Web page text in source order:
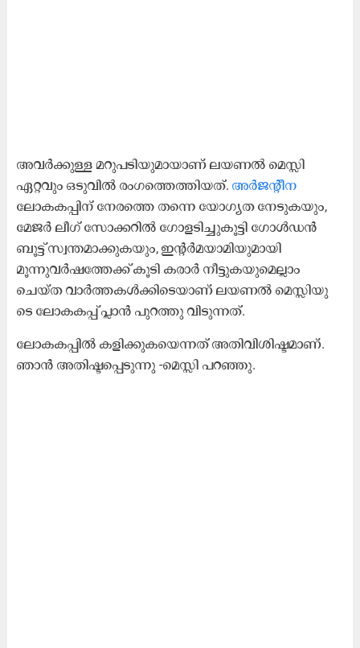
അവർക്കുള്ള മറുപടിയുമായാണ് ലയണൽ മെസ്സി
ഏറ്റവും ഒടുവിൽ രംഗത്തെത്തിയത്. ​ അർജന്റീന
ലോകകപ്പിന് നേരത്തെ തന്നെ​ യോഗ്യത നേടുകയും,
മേജർ ലീഗ് സോക്കറിൽ ഗോളടിച്ചുകൂട്ടി ഗോൾഡൻ
ബൂട്ട് സ്വന്തമാക്കുകയും, ഇന്റർമയാമിയുമായി
മൂന്നുവർഷത്തേക്ക് കൂടി കരാർ നീട്ടുകയുമെല്ലാം
ചെയ്ത വാർത്തകൾക്കിടെയാണ് ലയണൽ മെസ്സിയു​
ടെ ലോകകപ്പ് പ്ലാൻ പുറത്തു വിടുന്നത്.
ലോകകപ്പിൽ കളിക്കുകയെന്നത് അതിവിശിഷ്ടമാണ്.
ഞാൻ അതിഷ്ടപ്പെടുന്നു -മെസ്സി പറഞ്ഞു.